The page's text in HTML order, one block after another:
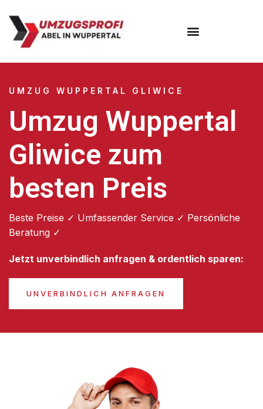
UMZUG WUPPERTAL GLIWICE
Umzug Wuppertal
Gliwice zum
besten Preis
Beste Preise ✓ Umfassender Service ✓ Persönliche
Beratung ✓
Jetzt unverbindlich anfragen & ordentlich sparen:
UNVERBINDLICH ANFRAGEN